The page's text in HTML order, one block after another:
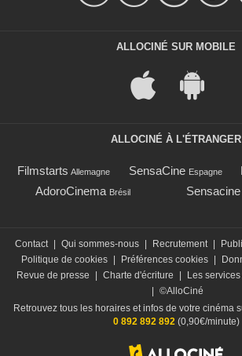
ALLOCINÉ SUR MOBILE
ALLOCINÉ À L'ÉTRANGER
Filmstarts Allemagne SensaCine Espagne
AdoroCinema Brésil
Contact | Qui sommes-nous | Recrutement |
Politique de cookies | Préférences cookies |
Revue de presse
| Charte d'écriture | Les
| ©AlloCiné
Retrouvez tous les horaires et infos de votre cinéma
0 892 892 892(0,90€/minute)